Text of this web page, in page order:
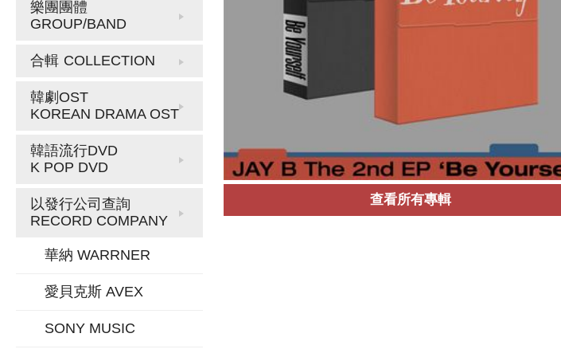
樂團團體
GROUP/BAND
合輯 COLLECTION
韓劇OST
KOREAN DRAMA OST
韓語流行DVD
K POP DVD
以發行公司查詢
RECORD COMPANY
華納 WARRNER
愛貝克斯 AVEX
SONY MUSIC
查看所有專輯